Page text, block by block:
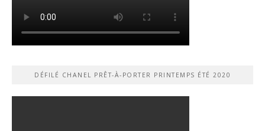
DÉFILÉ CHANEL PRÊT-À-PORTER PRINTEMPS ÉTÉ 2020